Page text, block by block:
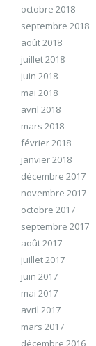
octobre 2018
septembre 2018
août 2018
juillet 2018
juin 2018
mai 2018
avril 2018
mars 2018
février 2018
janvier 2018
décembre 2017
novembre 2017
octobre 2017
septembre 2017
août 2017
juillet 2017
juin 2017
mai 2017
avril 2017
mars 2017